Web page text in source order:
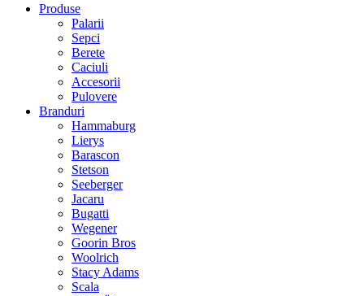
Produse
Palarii
Sepci
Berete
Caciuli
Accesorii
Pulovere
Branduri
Hammaburg
Lierys
Barascon
Stetson
Seeberger
Jacaru
Bugatti
Wegener
Goorin Bros
Woolrich
Stacy Adams
Scala